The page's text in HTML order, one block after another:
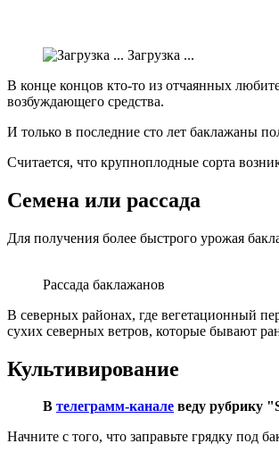
Загрузка ...
В конце концов кто-то из отчаянных
возбуждающего средства.
И только в последние сто лет баклажаны
Считается, что крупноплодные сорта
Семена или рассада
Для получения более быстрого урожая
Рассада баклажанов
В северных районах, где вегетационный
сухих северных ветров, которые бывают
Культивирование
В телеграмм-канале веду рубрику
Начните с того, что заправьте грядку под